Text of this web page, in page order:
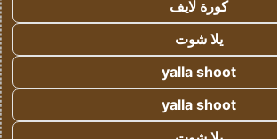
كورة لايف
يلا شوت
yalla shoot
yalla shoot